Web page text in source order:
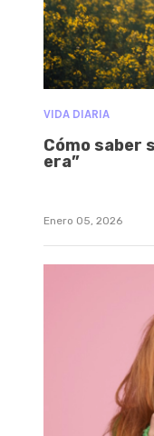
VIDA DIARIA
Cómo saber
era”
Enero 05, 2026